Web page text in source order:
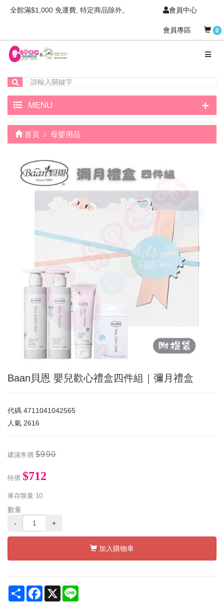
全館滿$1,000 免運費, 特定商品除外。 會員中心
會員專區 0
MENU +
首頁 母嬰用品
Baan貝恩 嬰兒歡心禮盒四件組｜彌月禮盒
代碼 4711041042565
人氣 2616
建議售價 $990
特價 $712
庫存限量 10
數量
-
+
加入購物車
Share Facebook
X